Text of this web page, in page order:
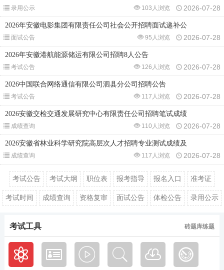
录用公示 2026-07-28
103人浏览
2026年安徽电影集团有限责任公司社会公开招聘面试递补公
面试公告 2026-07-28
95人浏览
2026年安徽港航能源储运有限公司招聘8人公告
考试公告 2026-07-28
126人浏览
2026中国联合网络通信有限公司泗县分公司招聘公告
考试公告 2026-07-28
117人浏览
2026安徽交检交通发展研究中心有限责任公司招聘笔试成绩
成绩查询 2026-07-28
110人浏览
2026安徽省林业科学研究院高层次人才招聘专业测试成绩及
成绩查询 2026-07-28
117人浏览
考试公告 考试大纲 职位表 报考指导 报名入口 准考证
考试时间 成绩查询 资格复审 面试公告 体检公告 录用公示
考试工具 砖题库练题